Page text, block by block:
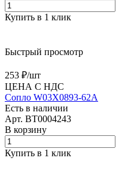
Купить в 1 клик
Быстрый просмотр
253 ₽/шт
ЦЕНА С НДС
Сопло W03X0893-62A
Есть в наличии
Арт. BT0004243
В корзину
Купить в 1 клик